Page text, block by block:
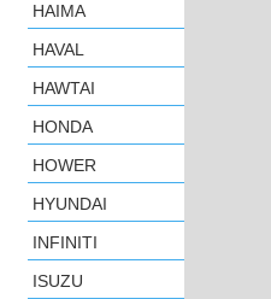
HAIMA
HAVAL
HAWTAI
HONDA
HOWER
HYUNDAI
INFINITI
ISUZU